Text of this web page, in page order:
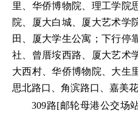
里、华侨博物院、理工学院
院、厦大白城、厦大艺术学
田、厦大学生公寓；下行停
社、曾厝垵西路、厦大艺术
大西村、华侨博物院、大生
思北路口、角滨路口、嘉美
309路[邮轮母港公交场